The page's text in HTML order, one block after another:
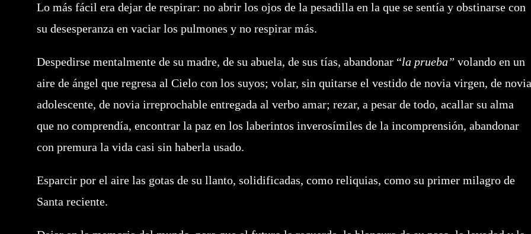
Lo más fácil era dejar de respirar: no abrir los ojos de la pesadilla en la que se sentía y obstinarse con
su desesperanza en vaciar los pulmones y no respirar más.
Despedirse mentalmente de su madre, de su abuela, de sus tías, abandonar “la prueba” volando en un
aire de ángel que regresa al Cielo con los suyos; volar, sin quitarse el vestido de novia virgen, de novia
adolescente, de novia irreprochable entregada al verbo amar; rezar, a pesar de todo, acallar su alma
que no comprendía, encontrar la paz en los laberintos inverosímiles de la incomprensión, abandonar
con premura la vida casi sin haberla usado.
Esparcir por el aire las gotas de su llanto, solidificadas, como reliquias, como su primer milagro de
Santa reciente.